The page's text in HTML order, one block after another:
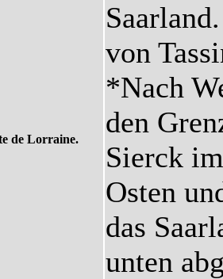
de Lorraine.
von
*Nach
den
Sierck
Osten
das
unten